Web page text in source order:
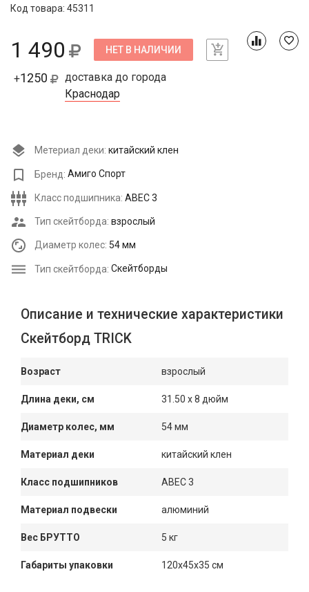
Код товара: 45311
1 490 НЕТ В НАЛИЧИИ
+1250
доставка до города
Краснодар
Метериал деки: китайский клен
Бренд: Амиго Спорт
Класс подшипника: ABEC 3
Тип скейтборда: взрослый
Диаметр колес: 54 мм
Тип скейтборда: Скейтборды
Описание и технические характеристики
Скейтборд TRICK
Возраст взрослый
Длина деки, см 31.50 х 8 дюйм
Диаметр колес, мм 54 мм
Материал деки китайский клен
Класс подшипников ABEC 3
Материал подвески алюминий
Вес БРУТТО 5 кг
Габариты упаковки 120x45x35 см